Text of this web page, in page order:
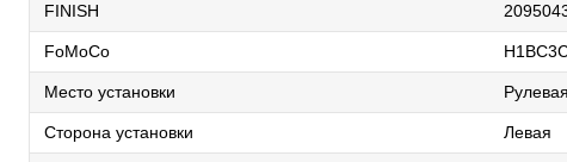
FINISH
FoMoCo
Место установки
Сторона установки Левая